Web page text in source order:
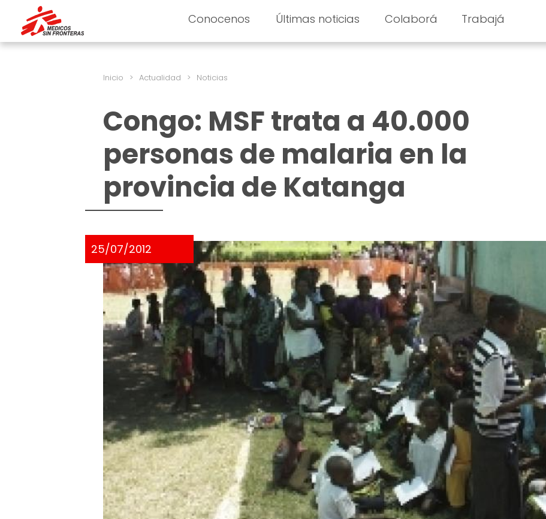
Conocenos Últimas noticias Colaborá Trabajá
Inicio > Actualidad > Noticias
Congo: MSF trata a 40.000
personas de malaria en la
provincia de Katanga
25/07/2012